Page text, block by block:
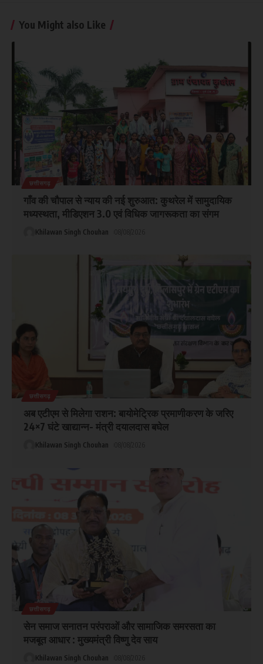
You Might also Like
छत्तीसगढ़
गाँव की चौपाल से न्याय की नई शुरुआत: कुथरेल में सामुदायिक
मध्यस्थता, मीडिएशन 3.0 एवं विधिक जागरूकता का संगम
Khilawan Singh Chouhan
छत्तीसगढ़
अब एटीएम से मिलेगा राशन: बायोमेट्रिक प्रमाणीकरण के जरिए
24×7 घंटे खाद्यान्न- मंत्री दयालदास बघेल
Khilawan Singh Chouhan
छत्तीसगढ़
सेन समाज सनातन परंपराओं और सामाजिक समरसता का
मजबूत आधार : मुख्यमंत्री विष्णु देव साय
Khilawan Singh Chouhan